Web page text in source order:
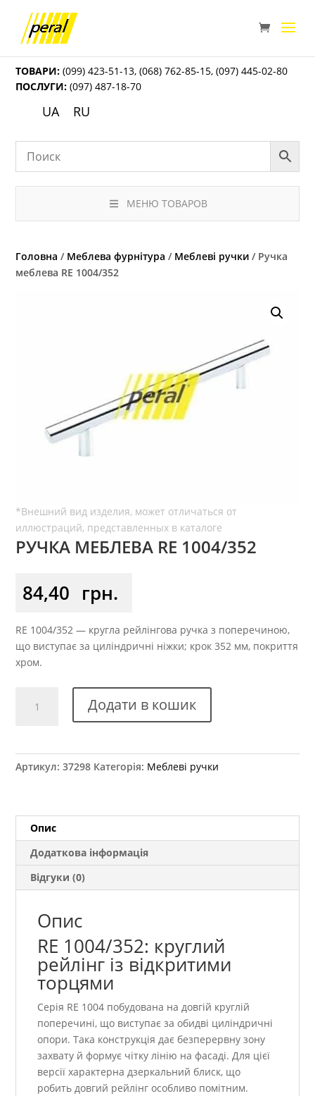
ТОВАРИ: (099) 423-51-13,(068) 762-85-15,(097) 445-02-80
ПОСЛУГИ: (097) 487-18-70
UA RU
МЕНЮ ТОВАРОВ
Головна / Меблева фурнітура / Меблеві ручки / Ручка
меблева RE 1004/352
РУЧКА МЕБЛЕВА RE 1004/352
84,40 грн.
RE 1004/352 — кругла рейлінгова ручка з поперечиною,
що виступає за циліндричні ніжки; крок 352 мм, покриття
хром.
меблева
Додати в кошик
Артикул:37298 Категорія: Меблеві ручки
Опис
Додаткова інформація
Відгуки (0)
Опис
RE 1004/352: круглий
рейлінг із відкритими
торцями
Серія RE 1004 побудована на довгій круглій
поперечині, що виступає за обидві циліндричні
опори. Така конструкція дає безперервну зону
захвату й формує чітку лінію на фасаді. Для цієї
версії характерна дзеркальний блиск, що
робить довгий рейлінг особливо помітним.